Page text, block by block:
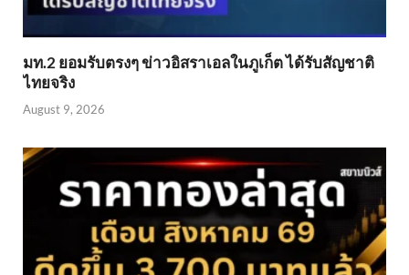
มท.2 ยอมรับตรงๆ ข่าวอิสราเอลในภูเก็ต ได้รับสัญชาติ
ไทยจริง
August 9, 2026